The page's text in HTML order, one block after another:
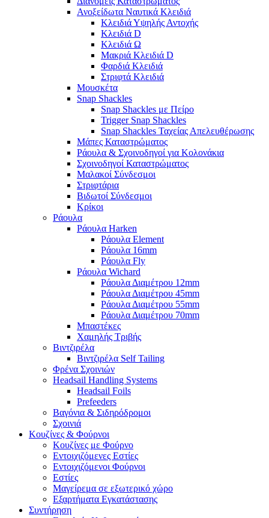
Ανοξείδωτα Ναυτικά Κλειδιά
Κλειδιά Υψηλής Αντοχής
Κλειδιά D
Κλειδιά Ω
Μακριά Κλειδιά D
Φαρδιά Κλειδιά
Στριφτά Κλειδιά
Μουσκέτα
Snap Shackles
Snap Shackles με Πείρο
Trigger Snap Shackles
Snap Shackles Ταχείας Απελευθέρωσης
Μάπες Καταστρώματος
Ράουλα & Σχοινοδηγοί για Κολονάκια
Σχοινοδηγοί Καταστρώματος
Μαλακοί Σύνδεσμοι
Στριφτάρια
Βιδωτοί Σύνδεσμοι
Κρίκοι
Ράουλα
Ράουλα Harken
Ράουλα Element
Ράουλα 16mm
Ράουλα Fly
Ράουλα Wichard
Ράουλα Διαμέτρου 12mm
Ράουλα Διαμέτρου 45mm
Ράουλα Διαμέτρου 55mm
Ράουλα Διαμέτρου 70mm
Μπαστέκες
Χαμηλής Τριβής
Βιντζιρέλα
Βιντζιρέλα Self Tailing
Φρένα Σχοινιών
Headsail Handling Systems
Headsail Foils
Prefeeders
Βαγόνια & Σιδηρόδρομοι
Σχοινιά
Κουζίνες & Φούρνοι
Κουζίνες με Φούρνο
Εντοιχιζόμενες Εστίες
Εντοιχιζόμενοι Φούρνοι
Εστίες
Μαγείρεμα σε εξωτερικό χώρο
Εξαρτήματα Εγκατάστασης
Συντήρηση